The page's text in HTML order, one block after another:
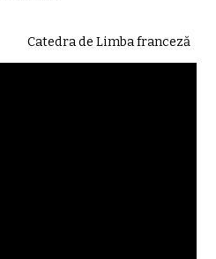
de Limba franceză